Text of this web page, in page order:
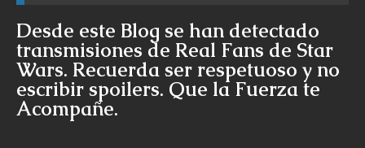
Desde este Blog se han detectado
transmisiones de Real Fans de Star
Wars. Recuerda ser respetuoso y no
escribir spoilers. Que la Fuerza te
Acompañe.